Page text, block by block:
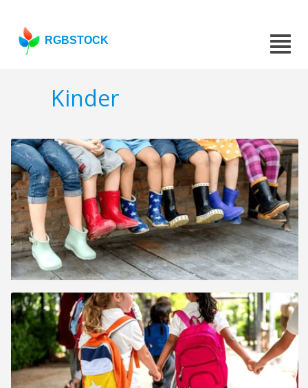
RGBSTOCK
Kinder